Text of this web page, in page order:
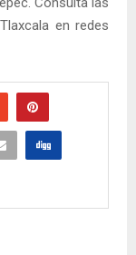
en redes